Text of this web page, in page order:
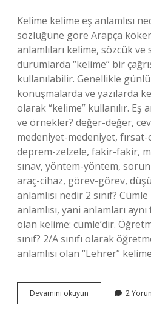
Kelime kelime eş anlamlısı
sözlüğüne göre Arapça
anlamlıları kelime, sözcük ve
durumlarda “kelime” bir
kullanılabilir. Genellikle
konuşmalarda ve yazılarda
olarak “kelime” kullanılır. Eş
ve örnekler? değer-değer,
medeniyet-medeniyet, fırsat-
deprem-zelzele, fakir-fakir,
sınav, yöntem-yöntem,
araç-cihaz, görev-görev,
anlamlısı nedir 2 sınıf?
anlamlısı, yani anlamları aynı
olan kelime: cümle’dir.
sınıf? 2/A sınıfı olarak
anlamlısı olan “Lehrer”
Devamını okuyun
Sınıf
2